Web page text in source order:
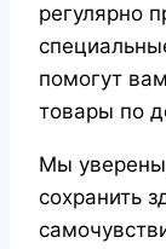
регулярно
помогут
товары по
Мы
сохранить